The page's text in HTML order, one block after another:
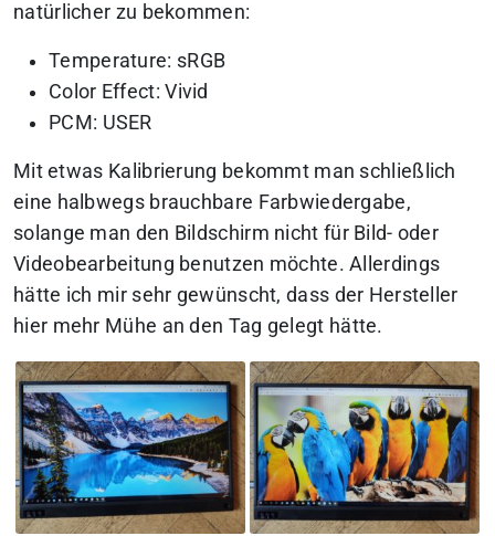
natürlicher zu bekommen:
Temperature: sRGB
Color Effect: Vivid
PCM: USER
Mit etwas Kalibrierung bekommt man schließlich
eine halbwegs brauchbare Farbwiedergabe,
solange man den Bildschirm nicht für Bild- oder
Videobearbeitung benutzen möchte. Allerdings
hätte ich mir sehr gewünscht, dass der Hersteller
hier mehr Mühe an den Tag gelegt hätte.